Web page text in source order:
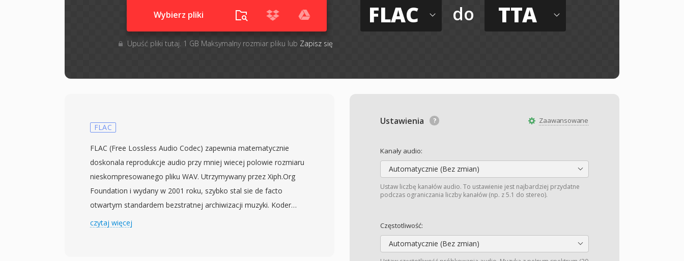
Wybierz pliki
Upuść pliki tutaj. 1 GB Maksymalny rozmiar pliku lub Zapisz się
FLAC do TTA
Zaawansowane
Ustawienia
Kanały audio:
Automatycznie (Bez zmian)
Ustaw liczbę kanałów audio. To ustawienie jest najbardziej przydatne
podczas ograniczania liczby kanałów (np. z 5.1 do stereo).
Częstotliwość:
Automatycznie (Bez zmian)
FLAC
FLAC (Free Lossless Audio Codec) zapewnia matematycznie
doskonala reprodukcje audio przy mniej wiecej polowie rozmiaru
nieskompresowanego pliku WAV. Utrzymywany przez Xiph.Org
Foundation i wydany w 2001 roku, szybko stal sie de facto
otwartym standardem bezstratnej archiwizacji muzyki. Koder
stosuje predykcje liniowa do modelowania kazdego bloku audio, a
czytaj więcej